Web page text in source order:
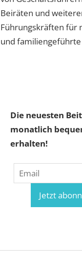
Beiräten und
Führungskräften für
und
Die neuesten
monatlich
erhalten!